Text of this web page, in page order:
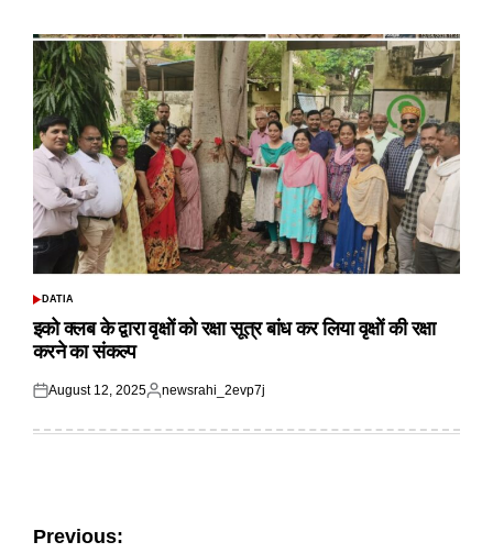
POSTED
DATIA
इको क्लब के द्वारा वृक्षों को रक्षा सूत्र बांध कर लिया वृक्षों की रक्षा
करने का संकल्प
Posted
August 12, 2025
Posted
newsrahi_2evp7j
Post
Previous: